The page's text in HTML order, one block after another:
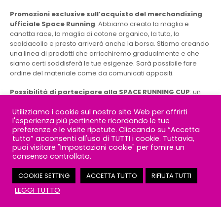
Promozioni esclusive sull’acquisto del merchandising
ufficiale Space Running. Abbiamo creato la maglia e
canotta race, la maglia di cotone organico, la tuta, lo
scaldacollo e presto arriverà anche la borsa. Stiamo creando
una linea di prodotti che arricchiremo gradualmente e che
siamo certi soddisferà le tue esigenze. Sarà possibile fare
ordine del materiale come da comunicati appositi.
Possibilità di partecipare alla SPACE RUNNING CUP: un
calendario ricco di gare su strada, trail running e skyrunning
con una premiazione finale entusiasmante.
Sitowww.spacerunning.com
e pagine social
FACEBOOK@spacerunning e
INSTAGRAM@spacerunningasd
tantissime info e l’innovativa area percorsi dove potrai trovare
itinerari a prova di Space runners!
Utilizziamo i cookie sul nostro sito Web per offrirti
l'esperienza più pertinente ricordando le tue
preferenze e le visite ripetute. Cliccando su “Accetta
tutto” acconsenti all'uso di TUTTI i cookie. Tuttavia,
puoi visitare "Impostazioni cookie" per fornire un
consenso controllato.
COOKIE SETTING ACCETTA TUTTO RIFIUTA TUTTI
LEGGI TUTTO
Contatto Rapido? Scrivici!